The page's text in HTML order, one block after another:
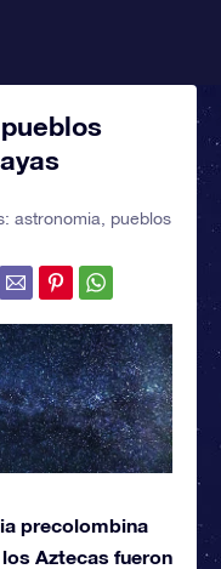
astronomia
pueblos
precolombina
Aztecas fueron